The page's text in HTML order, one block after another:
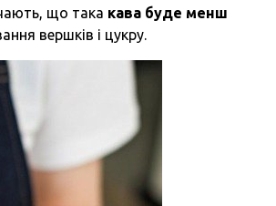
що така кава буде менш
вершків і цукру.